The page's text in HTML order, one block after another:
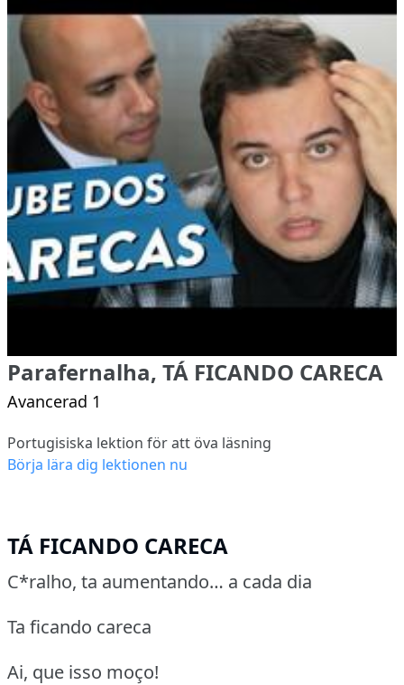
Parafernalha, TÁ FICANDO CARECA
Avancerad 1
Portugisiska lektion för att öva läsning
Börja lära dig lektionen nu
TÁ FICANDO CARECA
C*ralho, ta aumentando… a cada dia
Ta ficando careca
Ai, que isso moço!